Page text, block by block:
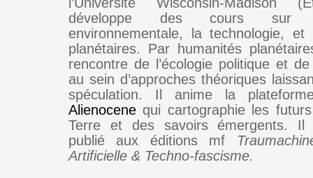
développe des cours sur
environnementale, la technologie, et
planétaires. Par humanités
rencontre de l’écologie politique et
au sein d’approches théoriques
spéculation. Il anime la
Alienocene qui cartographie les
Terre et des savoirs émergents. Il
publié aux éditions mf
Artificielle & Techno-fascisme.